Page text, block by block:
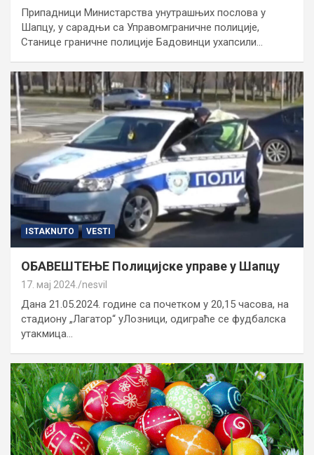
Припадници Министарства унутрашњих послова у
Шапцу, у сарадњи са Управомграничне полиције,
Станице граничне полиције Бадовинци ухапсили…
ISTAKNUTO VESTI
ОБАВЕШТЕЊЕ Полицијске управе у Шапцу
17. мај 2024. nesvil
Дана 21.05.2024. године са почетком у 20,15 часова, на
стадиону „Лагатор“ уЛозници, одиграће се фудбалска
утакмица…